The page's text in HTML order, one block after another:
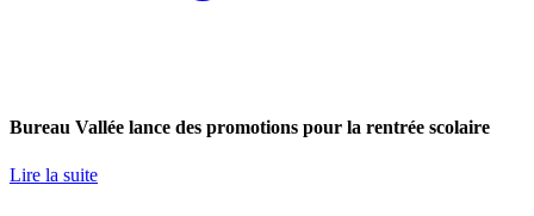
Bureau Vallée lance des promotions pour la rentrée scolaire
Lire la suite